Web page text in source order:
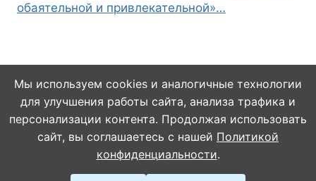
обаятельной и привлекательной»…
© 2026 Кулинарушка - Вкусные Рецепты
Мы используем cookies и аналогичные технологии
для улучшения работы сайта, анализа трафика и
персонализации контента. Продолжая использовать
сайт, вы соглашаетесь с нашей Политикой
конфиденциальности.